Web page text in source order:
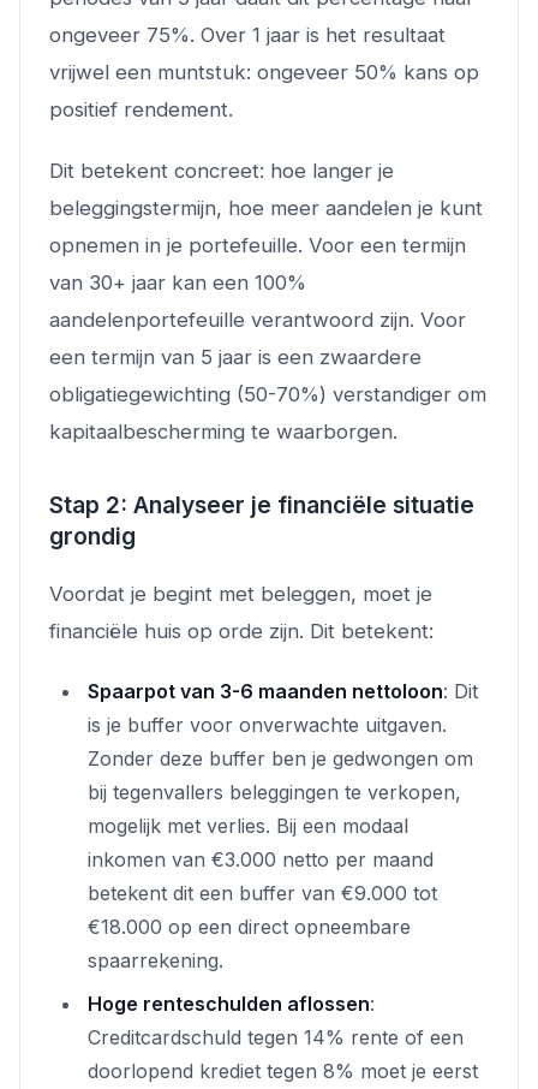
ongeveer 75%. Over 1 jaar is het resultaat
vrijwel een muntstuk: ongeveer 50% kans op
positief rendement.
Dit betekent concreet: hoe langer je
beleggingstermijn, hoe meer aandelen je kunt
opnemen in je portefeuille. Voor een termijn
van 30+ jaar kan een 100%
aandelenportefeuille verantwoord zijn. Voor
een termijn van 5 jaar is een zwaardere
obligatiegewichting (50-70%) verstandiger om
kapitaalbescherming te waarborgen.
Stap 2: Analyseer je financiële situatie
grondig
Voordat je begint met beleggen, moet je
financiële huis op orde zijn. Dit betekent:
Spaarpot van 3-6 maanden nettoloon: Dit
is je buffer voor onverwachte uitgaven.
Zonder deze buffer ben je gedwongen om
bij tegenvallers beleggingen te verkopen,
mogelijk met verlies. Bij een modaal
inkomen van €3.000 netto per maand
betekent dit een buffer van €9.000 tot
€18.000 op een direct opneembare
spaarrekening.
Hoge renteschulden aflossen:
Creditcardschuld tegen 14% rente of een
doorlopend krediet tegen 8% moet je eerst